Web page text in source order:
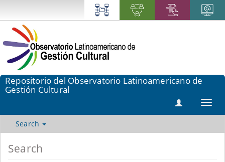
Repositorio del Observatorio Latinoamericano de
Gestión Cultural
Search
Search